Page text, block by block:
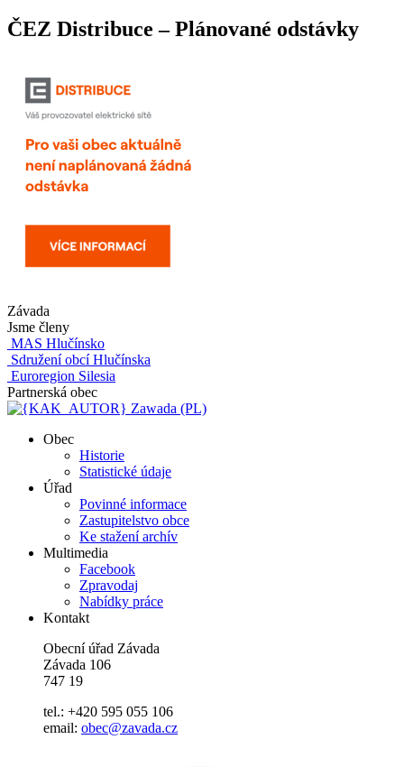
ČEZ Distribuce – Plánované odstávky
Závada
Jsme členy
MAS Hlučínsko
Sdružení obcí Hlučínska
Euroregion Silesia
Partnerská obec
Zawada (PL)
Obec
Historie
Statistické údaje
Úřad
Povinné informace
Zastupitelstvo obce
Ke stažení archív
Multimedia
Facebook
Zpravodaj
Nabídky práce
Kontakt
Obecní úřad Závada
Závada 106
747 19
tel.: +420 595 055 106
email: obec@zavada.cz